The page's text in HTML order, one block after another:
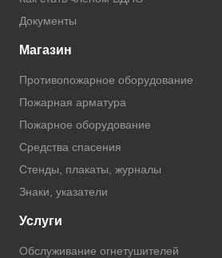
Документы
Магазин
Противопожарное оборудование
Пожарная арматура
Пожарное оборудование
Средства спасения
Стенды, плакаты, журналы
Знаки, указатели
Услуги
Обслуживание огнетушителей